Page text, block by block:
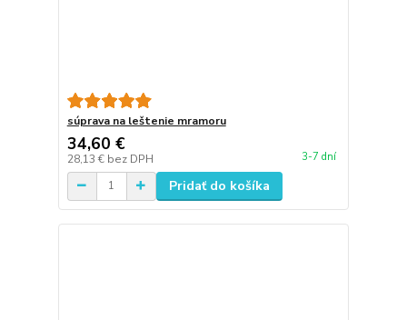
súprava na leštenie mramoru
34,60 €
28,13 € bez DPH 3-7 dní
Pridať do košíka